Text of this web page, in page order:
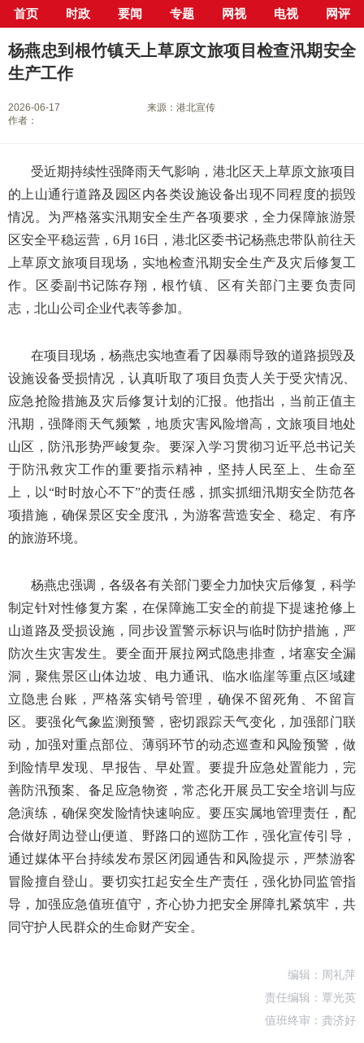
首页 时政 要闻 专题 网视 电视 网评
当前位置： 首页> 新闻中心> 县市区> 港北区> 正文
杨燕忠到根竹镇天上草原文旅项目检查汛期安全
生产工作
2026-06-17
来源：港北宣传
作者：
受近期持续性强降雨天气影响，港北区天上草原文旅项目
的上山通行道路及园区内各类设施设备出现不同程度的损毁
情况。为严格落实汛期安全生产各项要求，全力保障旅游景
区安全平稳运营，6月16日，港北区委书记杨燕忠带队前往天
上草原文旅项目现场，实地检查汛期安全生产及灾后修复工
作。区委副书记陈存翔，根竹镇、区有关部门主要负责同
志，北山公司企业代表等参加。
在项目现场，杨燕忠实地查看了因暴雨导致的道路损毁及
设施设备受损情况，认真听取了项目负责人关于受灾情况、
应急抢险措施及灾后修复计划的汇报。他指出，当前正值主
汛期，强降雨天气频繁，地质灾害风险增高，文旅项目地处
山区，防汛形势严峻复杂。要深入学习贯彻习近平总书记关
于防汛救灾工作的重要指示精神，坚持人民至上、生命至
上，以“时时放心不下”的责任感，抓实抓细汛期安全防范各
项措施，确保景区安全度汛，为游客营造安全、稳定、有序
的旅游环境。
杨燕忠强调，各级各有关部门要全力加快灾后修复，科学
制定针对性修复方案，在保障施工安全的前提下提速抢修上
山道路及受损设施，同步设置警示标识与临时防护措施，严
防次生灾害发生。要全面开展拉网式隐患排查，堵塞安全漏
洞，聚焦景区山体边坡、电力通讯、临水临崖等重点区域建
立隐患台账，严格落实销号管理，确保不留死角、不留盲
区。要强化气象监测预警，密切跟踪天气变化，加强部门联
动，加强对重点部位、薄弱环节的动态巡查和风险预警，做
到险情早发现、早报告、早处置。要提升应急处置能力，完
善防汛预案、备足应急物资，常态化开展员工安全培训与应
急演练，确保突发险情快速响应。要压实属地管理责任，配
合做好周边登山便道、野路口的巡防工作，强化宣传引导，
通过媒体平台持续发布景区闭园通告和风险提示，严禁游客
冒险擅自登山。要切实扛起安全生产责任，强化协同监管指
导，加强应急值班值守，齐心协力把安全屏障扎紧筑牢，共
同守护人民群众的生命财产安全。
编辑：周礼萍
责任编辑：覃光英
值班终审：龚济好